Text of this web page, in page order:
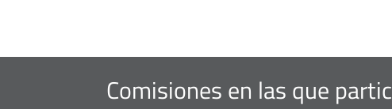
Comisiones en las que